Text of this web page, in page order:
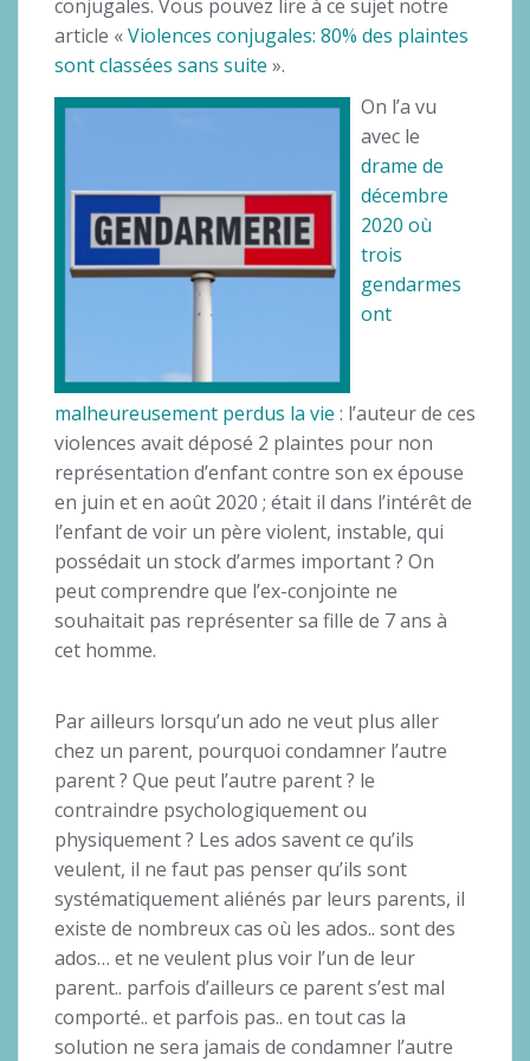
conjugales. Vous pouvez lire à ce sujet notre
article «Violences conjugales: 80% des plaintes
sont classées sans suite ».
On l’a vu
avec le
drame de
décembre
2020 où
trois
gendarmes
ont
malheureusement perdus la vie : l’auteur de ces
violences avait déposé 2 plaintes pour non
représentation d’enfant contre son ex épouse
en juin et en août 2020 ; était il dans l’intérêt de
l’enfant de voir un père violent, instable, qui
possédait un stock d’armes important ? On
peut comprendre que l’ex-conjointe ne
souhaitait pas représenter sa fille de 7 ans à
cet homme.
Par ailleurs lorsqu’un ado ne veut plus aller
chez un parent, pourquoi condamner l’autre
parent ? Que peut l’autre parent ? le
contraindre psychologiquement ou
physiquement ? Les ados savent ce qu’ils
veulent, il ne faut pas penser qu’ils sont
systématiquement aliénés par leurs parents, il
existe de nombreux cas où les ados.. sont des
ados… et ne veulent plus voir l’un de leur
parent.. parfois d’ailleurs ce parent s’est mal
comporté.. et parfois pas.. en tout cas la
solution ne sera jamais de condamner l’autre